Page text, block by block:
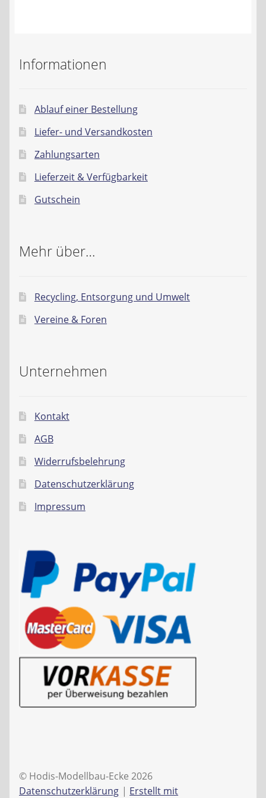
Widerrufsbelehrung
Datenschutzerklärung
Impressum
Informationen
Ablauf einer Bestellung
Liefer- und Versandkosten
Zahlungsarten
Lieferzeit & Verfügbarkeit
Gutschein
Mehr über…
Recycling, Entsorgung und Umwelt
Vereine & Foren
Unternehmen
Kontakt
AGB
Widerrufsbelehrung
Datenschutzerklärung
Impressum
© Hodis-Modellbau-Ecke 2026
Datenschutzerklärung
Erstellt mit